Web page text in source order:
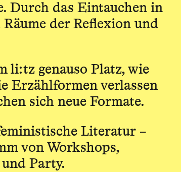
Durch das Eintauchen in
der Reflexion und
li:tz genauso Platz, wie
Erzählformen verlassen
sich neue Formate.
Literatur –
von Workshops,
Party.